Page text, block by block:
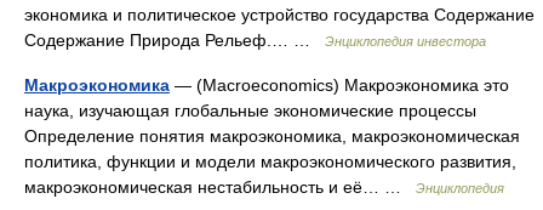
экономика и политическое устройство государства Содержание
Содержание Природа Рельеф.… …
Энциклопедия инвестора
Макроэкономика — (Macroeconomics) Макроэкономика это
наука, изучающая глобальные экономические процессы
Определение понятия макроэкономика, макроэкономическая
политика, функции и модели макроэкономического развития,
макроэкономическая нестабильность и её… …
Энциклопедия